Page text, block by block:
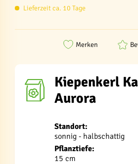
Lieferzeit ca. 10 Tage
Merken
Kiepenkerl
Aurora
Standort:
sonnig - halbschattig
Pflanztiefe:
15 cm